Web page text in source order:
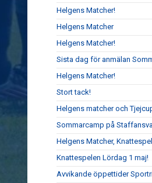
Helgens Matcher!
Helgens Matcher
Helgens Matcher!
Sista dag för anmälan
Helgens Matcher!
Stort tack!
Helgens matcher och
Sommarcamp på
Helgens Matcher,
Knattespelen Lördag 1 maj!
Avvikande öppettider